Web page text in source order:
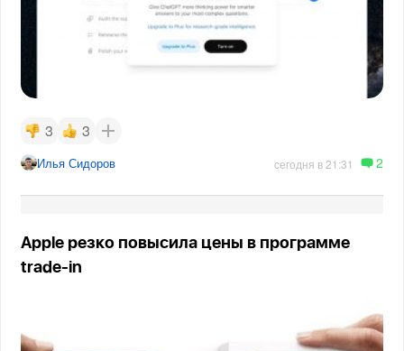
3 3
Илья Сидоров сегодня в 21:31 2
Apple резко повысила цены в программе
trade-in